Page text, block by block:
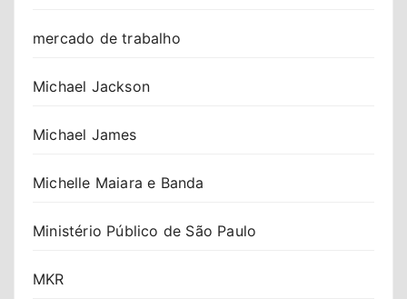
mercado de trabalho
Michael Jackson
Michael James
Michelle Maiara e Banda
Ministério Público de São Paulo
MKR